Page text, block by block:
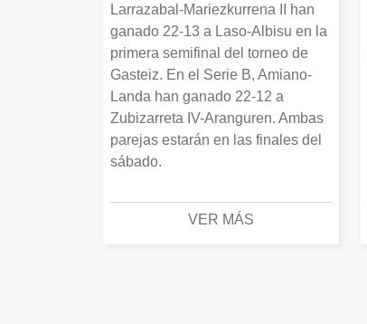
Larrazabal-Mariezkurrena II han
ganado 22-13 a Laso-Albisu en la
primera semifinal del torneo de
Gasteiz. En el Serie B, Amiano-
Landa han ganado 22-12 a
Zubizarreta IV-Aranguren. Ambas
parejas estarán en las finales del
sábado.
VER MÁS